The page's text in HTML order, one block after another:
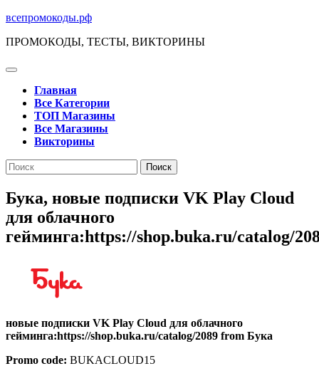
Перейти
содержимому
всепромокоды.рф
ПРОМОКОДЫ, ТЕСТЫ, ВИКТОРИНЫ
Кнопка
ОткрытьГлавная
Все Категории
ТОП Магазины
Все Магазины
Викторины
Кнопка
Закрыть
Поиск
по:
Бука, новые подписки VK Play Cloud
для облачного
гейминга:https://shop.buka.ru/catalog/
новые подписки VK Play Cloud для облачного
гейминга:https://shop.buka.ru/catalog/2089 from Бука
Promo code: BUKACLOUD15